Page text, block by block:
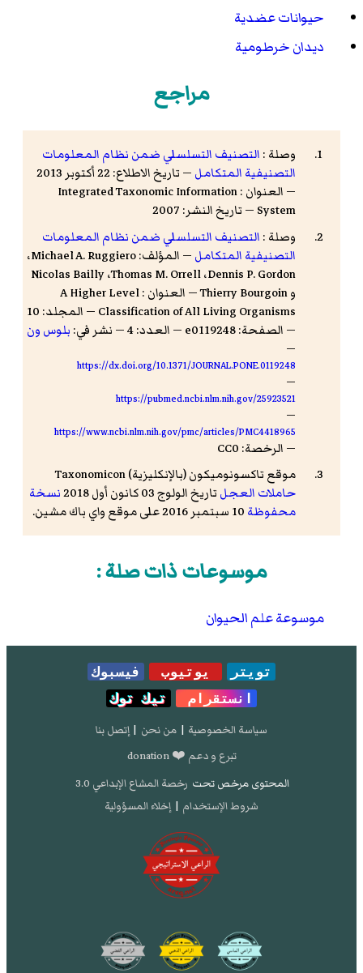
حيوانات عضدية
ديدان خرطومية
مراجع
وصلة : التصنيف التسلسلي ضمن نظام المعلومات
التصنيفية المتكامل
— تاريخ الاطلاع: 22 أكتوبر 2013
— العنوان : Integrated Taxonomic Information
System — تاريخ النشر: 2007
وصلة : التصنيف التسلسلي ضمن نظام المعلومات
التصنيفية المتكامل
— المؤلف: Michael A. Ruggiero،
‏Dennis P. Gordon، ‏Thomas M. Orrell، ‏Nicolas Bailly
و Thierry Bourgoin — العنوان : A Higher Level
Classification of All Living Organisms — المجلد: 10
— الصفحة: e0119248 — العدد: 4 — نشر في:
بلوس ون
—
https://dx.doi.org/10.1371/JOURNAL.PONE.0119248
—
https://pubmed.ncbi.nlm.nih.gov/25923521
—
https://www.ncbi.nlm.nih.gov/pmc/articles/PMC4418965
— الرخصة: CC0
موقع تاكسونوميكون (بالإنكليزية) Taxonomicon
حاملات العجل تاريخ الولوج 03 كانون أول 2018
نسخة
محفوظة
موسوعات ذات صلة :
موسوعة علم الحيوان
تويتر يوتيوب
فيسبوك
انستقرام
تيك توك
سياسة الخصوصية | من نحن | إتصل بنا
تبرع و دعم ❤️ donation
المحتوى مرخص تحت رخصة المشاع الإبداعي 3.0
شروط الإستخدام | إخلاء المسؤولية